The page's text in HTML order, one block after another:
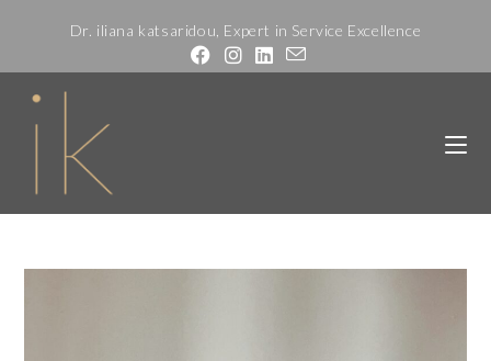
Dr. iliana katsaridou, Expert in Service Excellence